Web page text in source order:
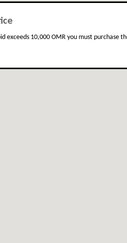
exceeds 10,000 OMR you must purchase